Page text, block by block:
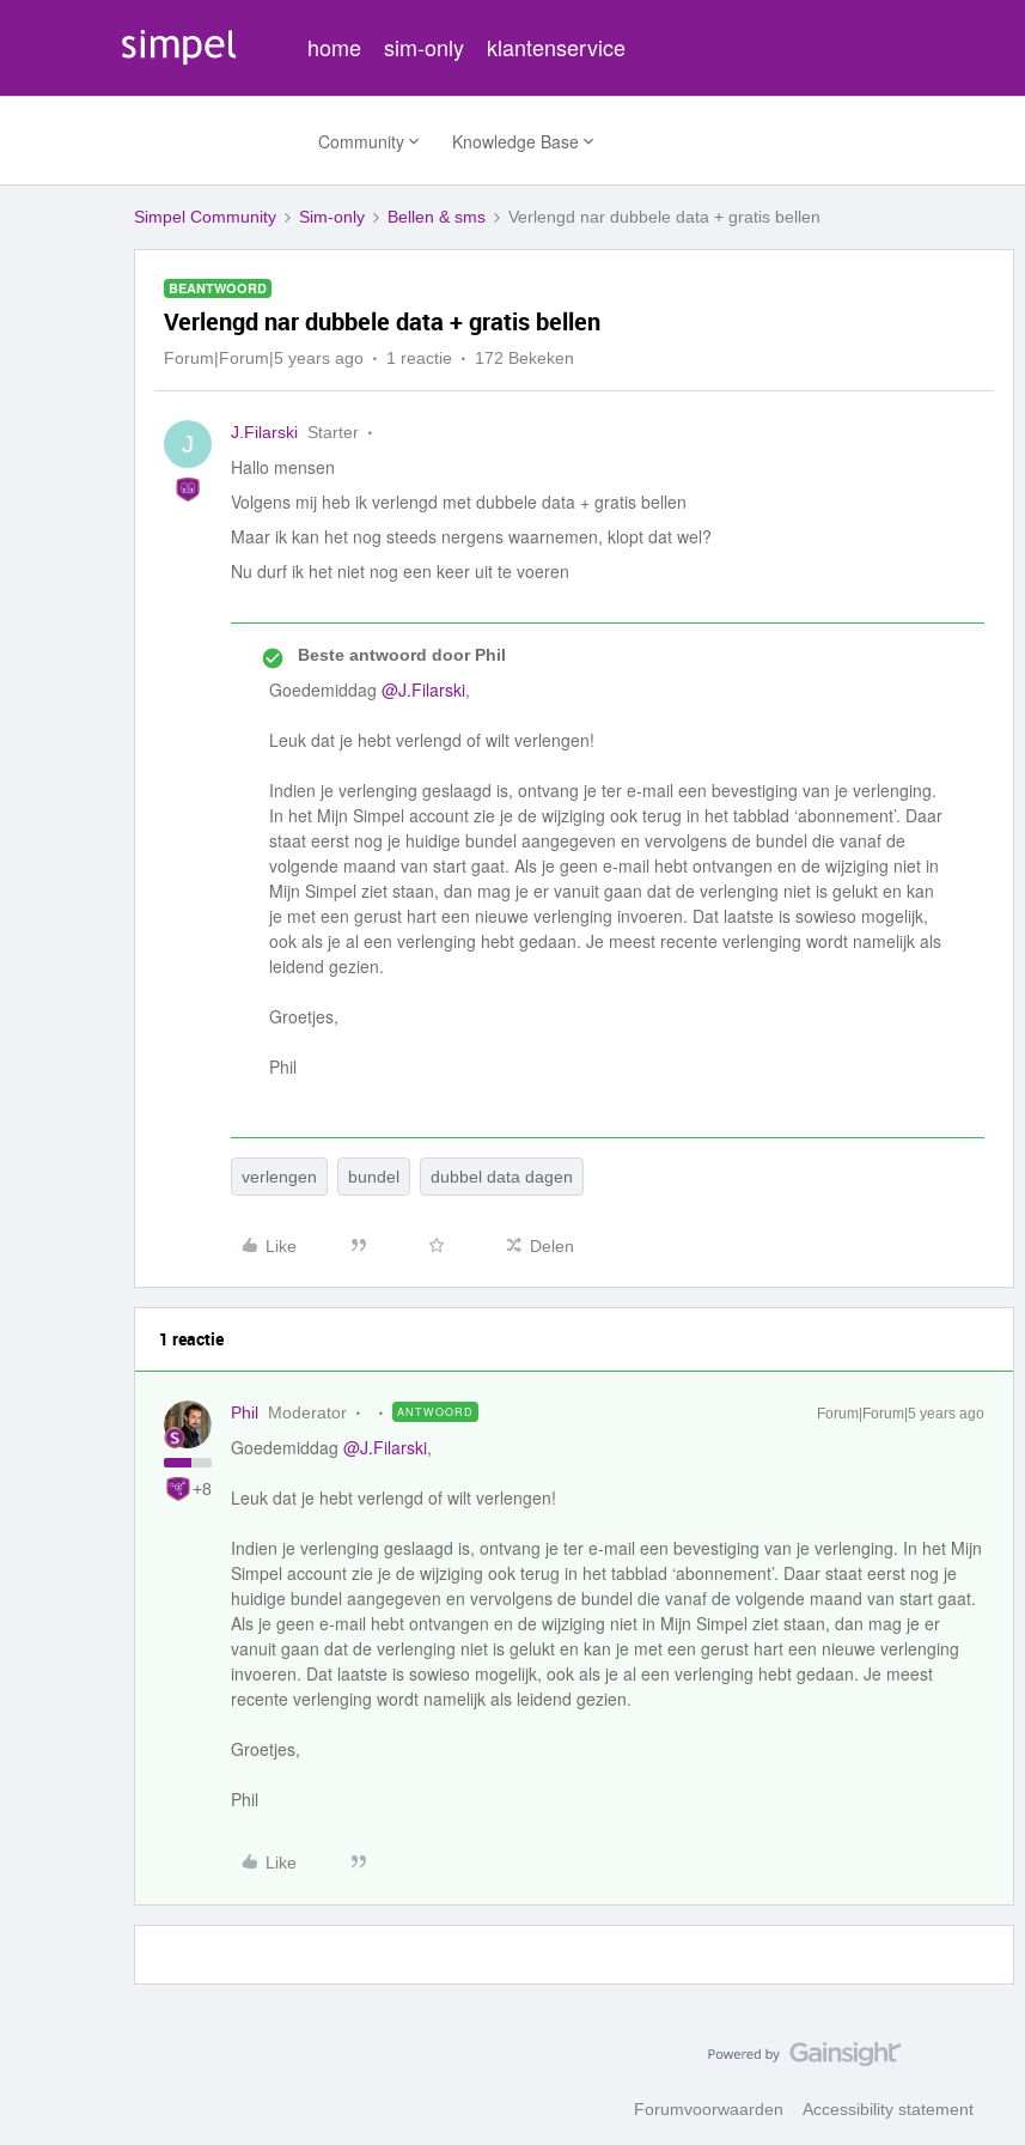
home sim-only klantenservice
Community Knowledge Base
Simpel Community Sim-only Bellen & sms Verlengd nar dubbele data + gratis bellen
BEANTWOORD
Verlengd nar dubbele data + gratis bellen
Forum|Forum|5 years ago 1 reactie 172 Bekeken
J J.Filarski Starter
Hallo mensen
Volgens mij heb ik verlengd met dubbele data + gratis bellen
Maar ik kan het nog steeds nergens waarnemen, klopt dat wel?
Nu durf ik het niet nog een keer uit te voeren
Beste antwoord doorPhil
Goedemiddag @J.Filarski,
Leuk dat je hebt verlengd of wilt verlengen!
Indien je verlenging geslaagd is, ontvang je ter e-mail een bevestiging van je verlenging.
In het Mijn Simpel account zie je de wijziging ook terug in het tabblad ‘abonnement’. Daar
staat eerst nog je huidige bundel aangegeven en vervolgens de bundel die vanaf de
volgende maand van start gaat. Als je geen e-mail hebt ontvangen en de wijziging niet in
Mijn Simpel ziet staan, dan mag je er vanuit gaan dat de verlenging niet is gelukt en kan
je met een gerust hart een nieuwe verlenging invoeren. Dat laatste is sowieso mogelijk,
ook als je al een verlenging hebt gedaan. Je meest recente verlenging wordt namelijk als
leidend gezien.
Groetjes,
Phil
verlengen bundel dubbel data dagen
Like Delen
1 reactie
+8
Phil Moderator ANTWOORD Forum|Forum|5 years ago
Goedemiddag @J.Filarski,
Leuk dat je hebt verlengd of wilt verlengen!
Indien je verlenging geslaagd is, ontvang je ter e-mail een bevestiging van je verlenging. In het Mijn
Simpel account zie je de wijziging ook terug in het tabblad ‘abonnement’. Daar staat eerst nog je
huidige bundel aangegeven en vervolgens de bundel die vanaf de volgende maand van start gaat.
Als je geen e-mail hebt ontvangen en de wijziging niet in Mijn Simpel ziet staan, dan mag je er
vanuit gaan dat de verlenging niet is gelukt en kan je met een gerust hart een nieuwe verlenging
invoeren. Dat laatste is sowieso mogelijk, ook als je al een verlenging hebt gedaan. Je meest
recente verlenging wordt namelijk als leidend gezien.
Groetjes,
Phil
Like
Forumvoorwaarden Accessibility statement